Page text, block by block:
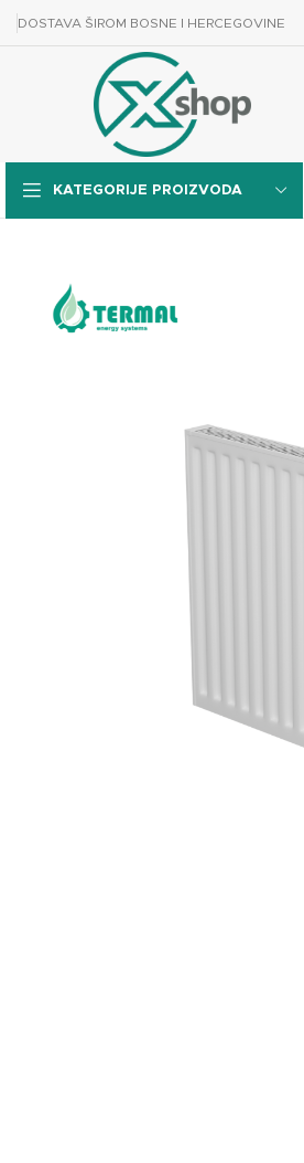
DOSTAVA ŠIROM BOSNE I HERCEGOVINE
KATEGORIJE PROIZVODA